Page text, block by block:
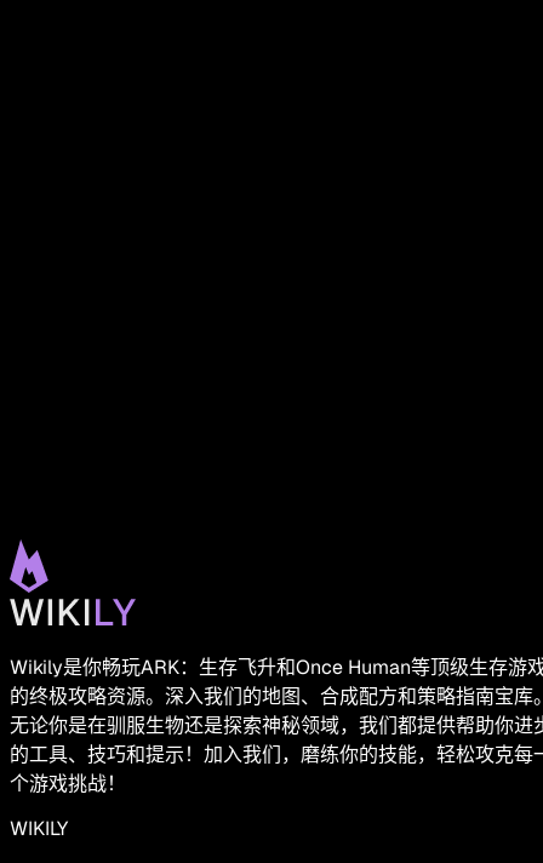
Wikily是你畅玩ARK：生存飞升和Once Human等顶级生存游
的终极攻略资源。深入我们的地图、合成配方和策略指南宝库
无论你是在驯服生物还是探索神秘领域，我们都提供帮助你进
的工具、技巧和提示！加入我们，磨练你的技能，轻松攻克每
个游戏挑战！
WIKILY